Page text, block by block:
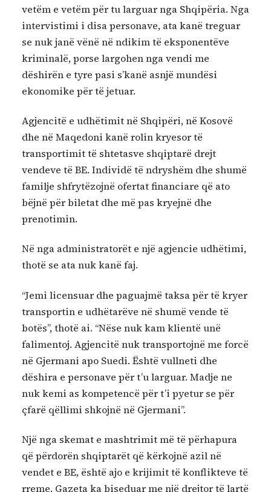
vetëm e vetëm për tu larguar nga Shqipëria. Nga
intervistimi i disa personave, ata kanë treguar
se nuk janë vënë në ndikim të eksponentëve
kriminalë, porse largohen nga vendi me
dëshirën e tyre pasi s’kanë asnjë mundësi
ekonomike për të jetuar.
Agjencitë e udhëtimit në Shqipëri, në Kosovë
dhe në Maqedoni kanë rolin kryesor të
transportimit të shtetasve shqiptarë drejt
vendeve të BE. Individë të ndryshëm dhe shumë
familje shfrytëzojnë ofertat financiare që ato
bëjnë për biletat dhe më pas kryejnë dhe
prenotimin.
Në nga administratorët e një agjencie udhëtimi,
thotë se ata nuk kanë faj.
“Jemi licensuar dhe paguajmë taksa për të kryer
transportin e udhëtarëve në shumë vende të
botës”, thotë ai. “Nëse nuk kam klientë unë
falimentoj. Agjencitë nuk transportojnë me forcë
në Gjermani apo Suedi. Është vullneti dhe
dëshira e personave për t’u larguar. Madje ne
nuk kemi as kompetencë për t’i pyetur se për
çfarë qëllimi shkojnë në Gjermani”.
Një nga skemat e mashtrimit më të përhapura
që përdorën shqiptarët që kërkojnë azil në
vendet e BE, është ajo e krijimit të konflikteve të
rreme. Gazeta ka biseduar me një drejtor të lartë